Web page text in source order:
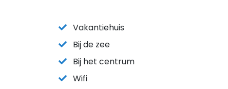
Vakantiehuis
Bij de zee
Bij het centrum
Wifi